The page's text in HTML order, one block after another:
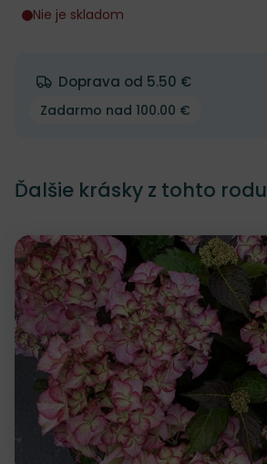
Nie je skladom
Doprava od 5.50 €
Zadarmo nad 100.00 €
Ďalšie krásky z tohto rodu